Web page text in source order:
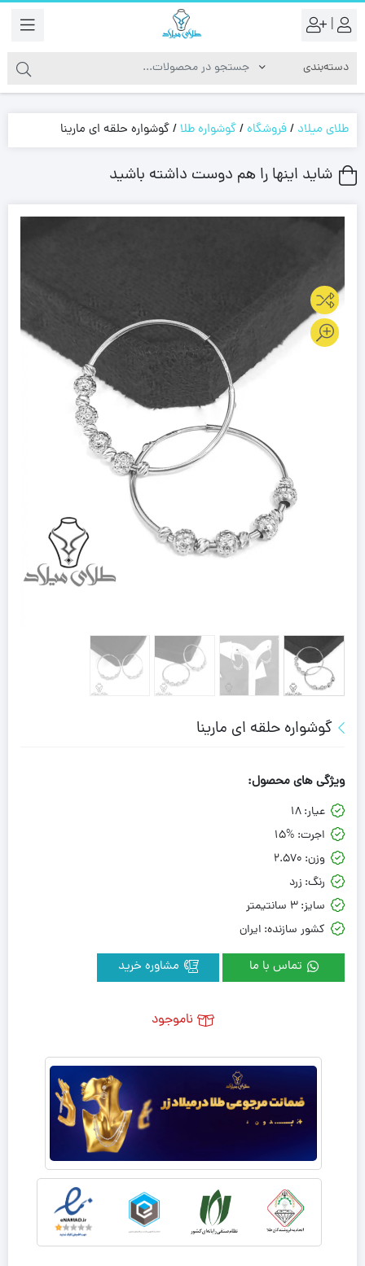
|
طلای میلاد /فروشگاه/گوشواره طلا/گوشواره حلقه ای مارینا
شاید اینها را هم دوست داشته باشید
گوشواره حلقه ای مارینا
ویژگی های محصول:
عیار:18
اجرت: 15%
وزن: 2.570
رنگ: زرد
سایز:3 سانتیمتر
کشور سازنده: ایران
تماس با ما
ناموجود